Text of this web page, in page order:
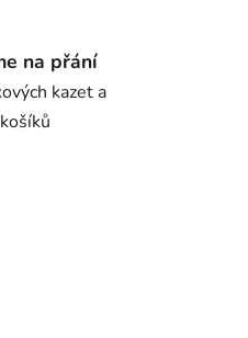
na přání
kazet a
košíků